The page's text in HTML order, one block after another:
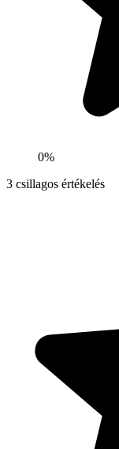
0%
3 csillagos értékelés